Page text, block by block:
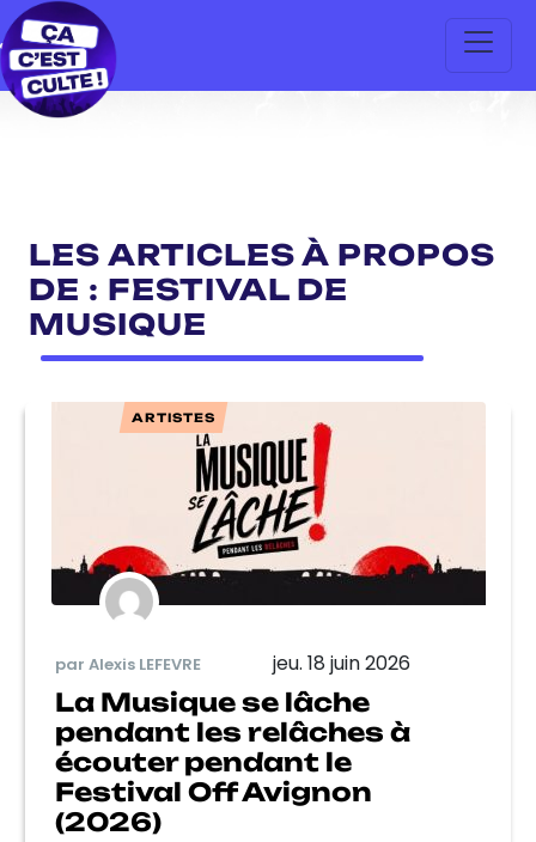
LES ARTICLES À PROPOS
DE : FESTIVAL DE
MUSIQUE
ARTISTES
par Alexis LEFEVRE jeu. 18 juin 2026
La Musique se lâche
pendant les relâches à
écouter pendant le
Festival Off Avignon
(2026)